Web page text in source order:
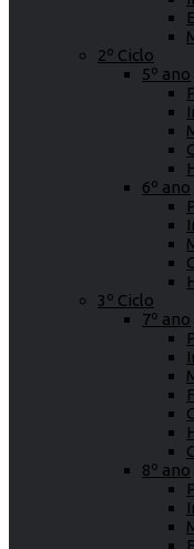
2º Ciclo
5º ano
6º ano
3º Ciclo
7º ano
8º ano